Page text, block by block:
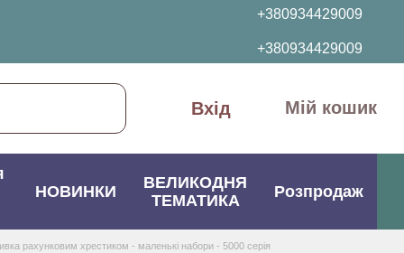
+380934429009
+380934429009
Вхід Мій кошик
НОВИНКИ
ВЕЛИКОДНЯ
ТЕМАТИКА
Розпродаж
рахунковим хрестиком - маленькі набори - 5000 серія